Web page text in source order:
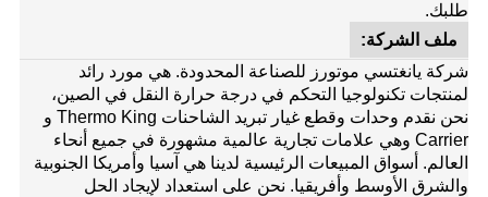
طلبك.
ملف الشركة:
شركة يانغتسي موتورز للصناعة المحدودة. هي مورد رائد
لمنتجات تكنولوجيا التحكم في درجة حرارة النقل في الصين،
نحن نقدم وحدات وقطع غيار تبريد الشاحنات Thermo King و
Carrier وهي علامات تجارية عالمية مشهورة في جميع أنحاء
العالم. أسواق المبيعات الرئيسية لدينا هي آسيا وأمريكا الجنوبية
والشرق الأوسط وأفريقيا. نحن على استعداد لإيجاد الحل